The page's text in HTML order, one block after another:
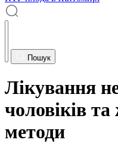
Пошук
Лікування
чоловіків
методи